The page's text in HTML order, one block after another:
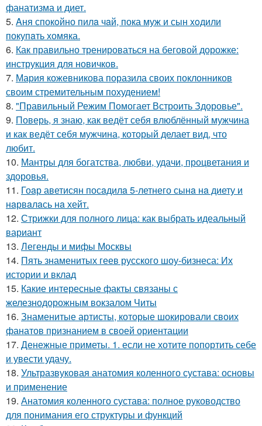
фанатизма и диет.
5. Aня спокoйно пилa чaй, пока муж и сын xoдили
покупaть хомяка.
6. Как правильно тренироваться на беговой дорожке:
инструкция для новичков.
7. Мария кожевникова поразила своих поклонников
своим стремительным похудением!
8. "Правильный Режим Помогает Встроить Здоровье".
9. Поверь, я знаю, как ведёт себя влюблённый мужчина
и как ведёт себя мужчина, который делает вид, что
любит.
10. Мантры для богатства, любви, удачи, процветания и
здоровья.
11. Гоaр аветисян посaдилa 5-летнего сынa нa диету и
нaрвaлaсь нa хейт.
12. Стрижки для полного лица: как выбрать идеальный
вариант
13. Легенды и мифы Москвы
14. Пять знаменитых геев русского шоу-бизнеса: Их
истории и вклад
15. Какие интересные факты связаны с
железнодорожным вокзалом Читы
16. Знаменитые артисты, которые шокировали своих
фанатов признанием в своей ориентации
17. Денежные приметы. 1. если не хотите попортить себе
и увести удачу.
18. Ультразвуковая анатомия коленного сустава: основы
и применение
19. Анатомия коленного сустава: полное руководство
для понимания его структуры и функций